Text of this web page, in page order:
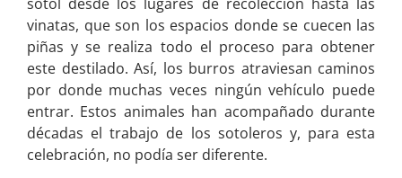
vinatas, que son los espacios donde se cuecen las
piñas y se realiza todo el proceso para obtener
este destilado. Así, los burros atraviesan caminos
por donde muchas veces ningún vehículo puede
entrar. Estos animales han acompañado durante
décadas el trabajo de los sotoleros y, para esta
celebración, no podía ser diferente.